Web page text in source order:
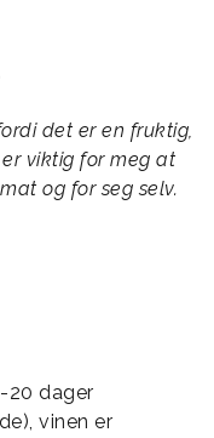
det er en fruktig,
viktig for meg at
og for seg selv.
20 dager
vinen er